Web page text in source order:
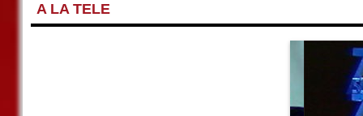
A LA TELE